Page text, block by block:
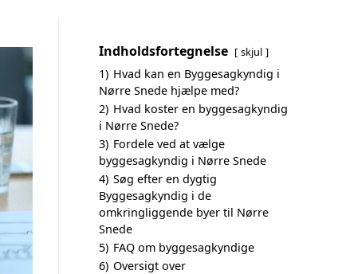
Indholdsfortegnelse skjul
1) Hvad kan en Byggesagkyndig i
Nørre Snede hjælpe med?
2) Hvad koster en byggesagkyndig
i Nørre Snede?
3) Fordele ved at vælge
byggesagkyndig i Nørre Snede
4) Søg efter en dygtig
Byggesagkyndig i de
omkringliggende byer til Nørre
Snede
5) FAQ om byggesagkyndige
6) Oversigt over